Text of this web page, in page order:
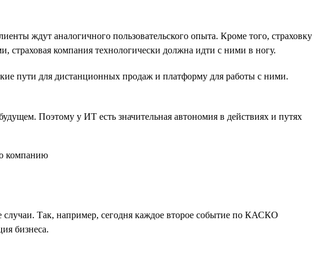
ждут аналогичного пользовательского опыта. Кроме того, страховку
компания технологически должна идти с ними в ногу.
пути для дистанционных продаж и платформу для работы с ними.
Поэтому у ИТ есть значительная автономия в действиях и путях
Так, например, сегодня каждое второе событие по КАСКО
бизнеса.